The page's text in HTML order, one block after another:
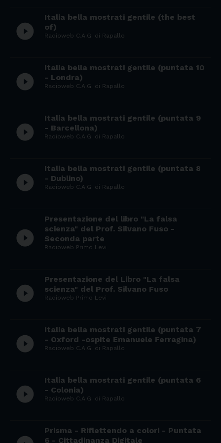
play_circle_filled
Italia bella mostrati gentile (the best
of)
Radioweb C.A.G. di Rapallo
play_circle_filled
Italia bella mostrati gentile (puntata 10
- Londra)
Radioweb C.A.G. di Rapallo
play_circle_filled
Italia bella mostrati gentile (puntata 9
- Barcellona)
Radioweb C.A.G. di Rapallo
play_circle_filled
Italia bella mostrati gentile (puntata 8
- Dublino)
Radioweb C.A.G. di Rapallo
play_circle_filled
Presentazione del libro "La falsa
scienza" del Prof. Silvano Fuso -
Seconda parte
Radioweb Primo Levi
play_circle_filled
Presentazione del Libro "La falsa
scienza" del Prof. Silvano Fuso
Radioweb Primo Levi
play_circle_filled
Italia bella mostrati gentile (puntata 7
- Oxford -ospite Emanuele Ferragina)
Radioweb C.A.G. di Rapallo
play_circle_filled
Italia bella mostrati gentile (puntata 6
- Colonia)
Radioweb C.A.G. di Rapallo
Prisma - Riflettendo a colori - Puntata
6 - Cittadinanza Digitale